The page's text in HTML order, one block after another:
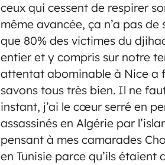
ceux qui cessent de respirer
même avancée, ça n’a pas
que 80% des victimes du
entier et y compris sur notre
attentat abominable à Nice a
savons tous très bien. Il ne
instant, j’ai le cœur serré en
assassinés en Algérie par
pensant à mes camarades
en Tunisie parce qu’ils